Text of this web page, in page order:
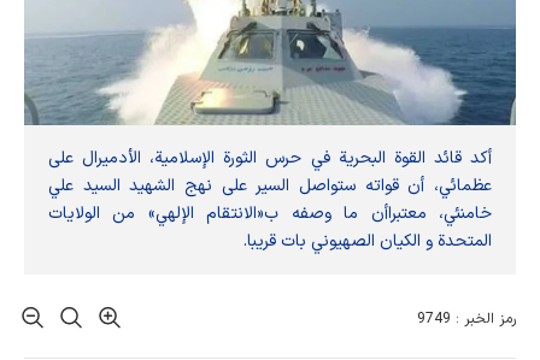
أکد قائد القوة البحریة في حرس الثورة الإسلامیة، الأدمیرال علی
عظمائي، أن قواته ستواصل السیر علی نهج الشهید السید علي
خامنئي، معتبراأن ما وصفه ب«الانتقام الإلهي» من الولایات
المتحدة و الکیان الصهیوني بات قریبا.
رمز الخبر : 9749